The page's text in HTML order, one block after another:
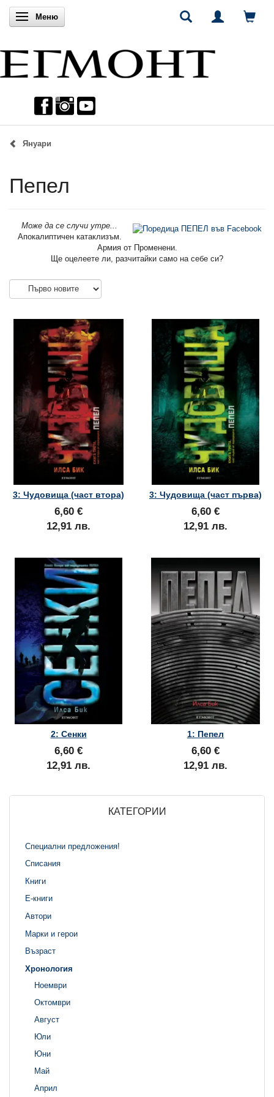
Включи навигацията
Меню
Януари
Пепел
Може да се случи утре...
Апокалиптичен катаклизъм.
Армия от Променени.
Ще оцелеете ли, разчитайки само на себе си?
3: Чудовища (част втора)
6,60 €
12,91 лв.
3: Чудовища (част първа)
6,60 €
12,91 лв.
2: Сенки
6,60 €
12,91 лв.
1: Пепел
6,60 €
12,91 лв.
КАТЕГОРИИ
Специални предложения!
Списания
Книги
Е-книги
Автори
Марки и герои
Възраст
Хронология
Ноември
Октомври
Август
Юли
Юни
Май
Април